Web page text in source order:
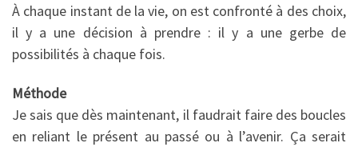
À chaque instant de la vie, on est confronté à des choix,
il y a une décision à prendre : il y a une gerbe de
possibilités à chaque fois.
Méthode
Je sais que dès maintenant, il faudrait faire des boucles
en reliant le présent au passé ou à l’avenir. Ça serait